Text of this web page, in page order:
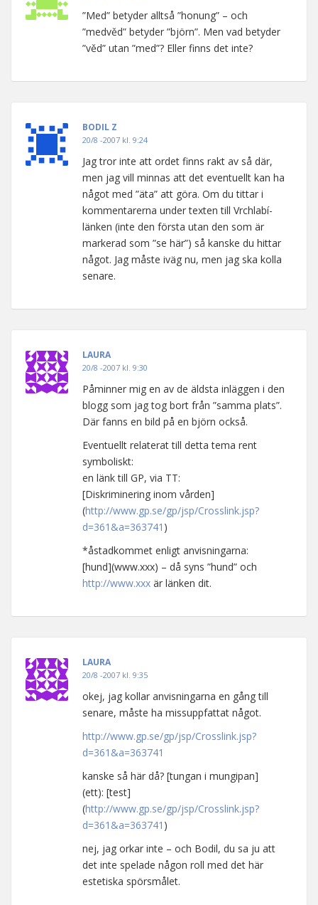
”Med” betyder alltså ”honung” – och
”medvěd” betyder ”björn”. Men vad betyder
”věd” utan ”med”? Eller finns det inte?
BODIL Z
20/8 -2007 kl. 9:24
Jag tror inte att ordet finns rakt av så där,
men jag vill minnas att det eventuellt kan ha
något med ”äta” att göra. Om du tittar i
kommentarerna under texten till Vrchlabí-
länken (inte den första utan den som är
markerad som ”se här”) så kanske du hittar
något. Jag måste iväg nu, men jag ska kolla
senare.
LAURA
20/8 -2007 kl. 9:30
Påminner mig en av de äldsta inläggen i den
blogg som jag tog bort från ”samma plats”.
Där fanns en bild på en björn också.
Eventuellt relaterat till detta tema rent
symboliskt:
en länk till GP, via TT:
[Diskriminering inom vården]
(http://www.gp.se/gp/jsp/Crosslink.jsp?
d=361&a=363741 )
*åstadkommet enligt anvisningarna:
[hund](www.xxx) – då syns ”hund” och
http://www.xxx är länken dit.
LAURA
20/8 -2007 kl. 9:35
okej, jag kollar anvisningarna en gång till
senare, måste ha missuppfattat något.
http://www.gp.se/gp/jsp/Crosslink.jsp?
d=361&a=363741
kanske så här då? [tungan i mungipan]
(ett): [test]
(http://www.gp.se/gp/jsp/Crosslink.jsp?
d=361&a=363741 )
nej, jag orkar inte – och Bodil, du sa ju att
det inte spelade någon roll med det här
estetiska spörsmålet.